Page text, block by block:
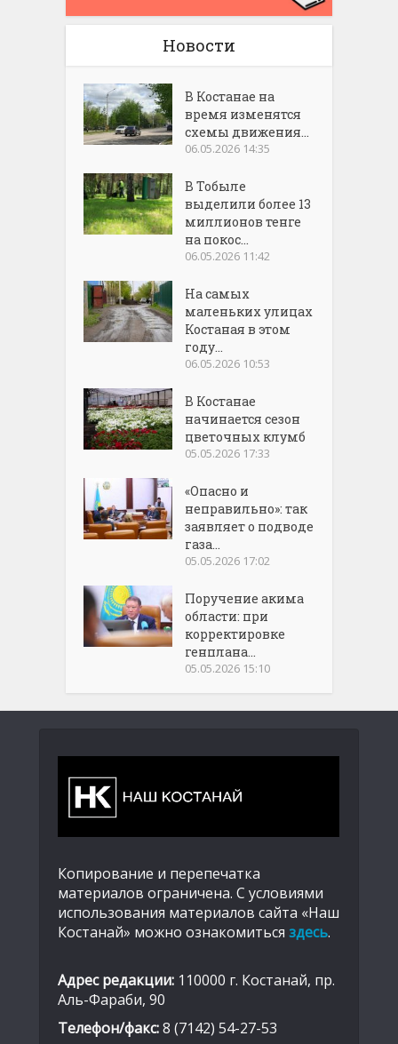
Новости
В Костанае на
время изменятся
схемы движения...
06.05.2026 14:35
В Тобыле
выделили более 13
миллионов тенге
на покос...
06.05.2026 11:42
На самых
маленьких улицах
Костаная в этом
году...
06.05.2026 10:53
В Костанае
начинается сезон
цветочных клумб
05.05.2026 17:33
«Опасно и
неправильно»: так
заявляет о подводе
газа...
05.05.2026 17:02
Поручение акима
области: при
корректировке
генплана...
05.05.2026 15:10
Копирование и перепечатка
материалов ограничена. С условиями
использования материалов сайта «Наш
Костанай» можно ознакомиться здесь.
Адрес редакции: 110000 г. Костанай, пр.
Аль-Фараби, 90
Телефон/факс:8 (7142) 54-27-53